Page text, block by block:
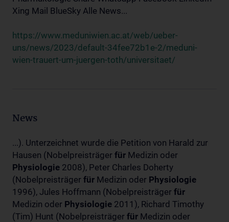
Xing Mail BlueSky Alle News...
https://www.meduniwien.ac.at/web/ueber-
uns/news/2023/default-34fee72b1e-2/meduni-
wien-trauert-um-juergen-toth/universitaet/
News
...). Unterzeichnet wurde die Petition von Harald zur
Hausen (Nobelpreisträger für Medizin oder
Physiologie 2008), Peter Charles Doherty
(Nobelpreisträger für Medizin oder Physiologie
1996), Jules Hoffmann (Nobelpreisträger für
Medizin oder Physiologie 2011), Richard Timothy
(Tim) Hunt (Nobelpreisträger für Medizin oder